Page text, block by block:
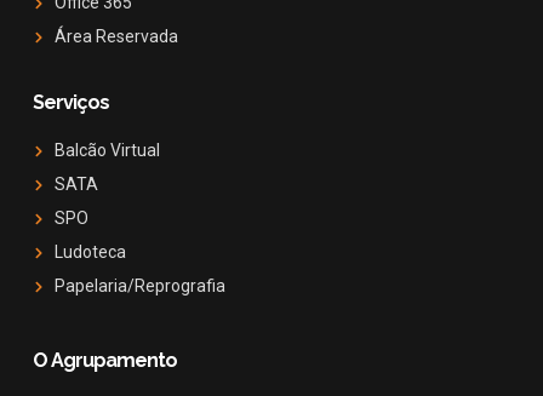
Área Reservada
Serviços
Balcão Virtual
SATA
SPO
Ludoteca
Papelaria/Reprografia
O Agrupamento